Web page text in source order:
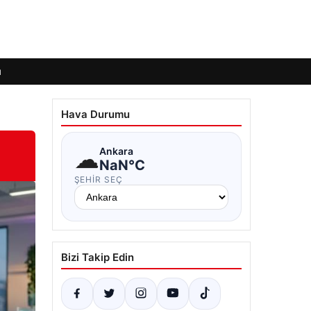
Hava Durumu
☁Ankara
NaN°C
ŞEHIR SEÇ
Bizi Takip Edin